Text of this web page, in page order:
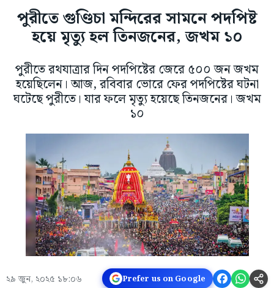
পুরীতে গুণ্ডিচা মন্দিরের সামনে পদপিষ্ট
হয়ে মৃত্যু হল তিনজনের, জখম ১০
পুরীতে রথযাত্রার দিন পদপিষ্টের জেরে ৫০০ জন জখম
হয়েছিলেন। আজ, রবিবার ভোরে ফের পদপিষ্টের ঘটনা
ঘটেছে পুরীতে। যার ফলে মৃত্যু হয়েছে তিনজনের। জখম
১০
২৯ জুন, ২০২৫ ১৮:০৬ Prefer us on Google